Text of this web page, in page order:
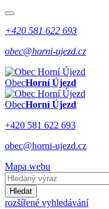
+420 581 622 693
obec@horni-ujezd.cz
ObecHorní Újezd
ObecHorní Újezd
+420 581 622 693
obec@horni-ujezd.cz
Mapa webu
Hledat
rozšířené vyhledávání